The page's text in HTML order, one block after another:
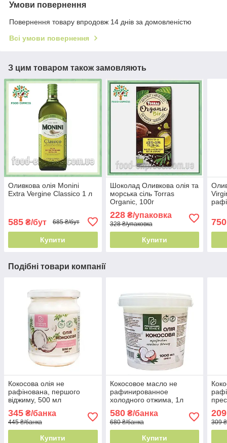
Умови повернення
Повернення товару впродовж 14 днів за домовленістю
Всі умови повернення
З цим товаром також замовляють
Оливкова олія Monini
Extra Vergine Classico 1 л
585 ₴/бут 685 ₴/бут
Купити
Шоколад Оливкова олія та
морська сіль Torras
Organic, 100г
228₴/упаковка
328 ₴/упаковка
Купити
750
Подібні товари компанії
Кокосова олія не
рафінована, першого
віджиму, 500 мл
345 ₴/банка
445 ₴/банка
Купити
Кокосовое масло не
рафинированное
холодного отжима, 1л
580₴/банка
680 ₴/банка
Купити
209
309